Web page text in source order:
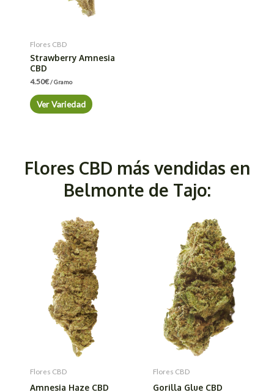
Flores CBD
Strawberry Amnesia
CBD
4.50€/ Gramo
Ver Variedad
Flores CBD más vendidas en
Belmonte de Tajo:
Flores CBD
Amnesia Haze CBD
Flores CBD
Gorilla Glue CBD